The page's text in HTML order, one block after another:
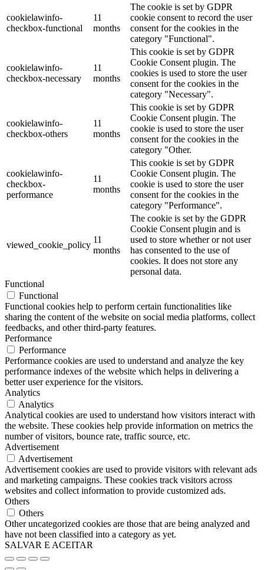
cookielawinfo-
checkbox-functional
11
months
The cookie is set by GDPR
cookie consent to record the user
consent for the cookies in the
category "Functional".
cookielawinfo-
checkbox-necessary
11
months
This cookie is set by GDPR
Cookie Consent plugin. The
cookies is used to store the user
consent for the cookies in the
category "Necessary".
cookielawinfo-
checkbox-others
11
months
This cookie is set by GDPR
Cookie Consent plugin. The
cookie is used to store the user
consent for the cookies in the
category "Other.
cookielawinfo-
checkbox-
performance
11
months
This cookie is set by GDPR
Cookie Consent plugin. The
cookie is used to store the user
consent for the cookies in the
category "Performance".
viewed_cookie_policy
11
months
The cookie is set by the GDPR
Cookie Consent plugin and is
used to store whether or not user
has consented to the use of
cookies. It does not store any
personal data.
Functional
Functional
Functional cookies help to perform certain functionalities like
sharing the content of the website on social media platforms, collect
feedbacks, and other third-party features.
Performance
Performance
Performance cookies are used to understand and analyze the key
performance indexes of the website which helps in delivering a
better user experience for the visitors.
Analytics
Analytics
Analytical cookies are used to understand how visitors interact with
the website. These cookies help provide information on metrics the
number of visitors, bounce rate, traffic source, etc.
Advertisement
Advertisement
Advertisement cookies are used to provide visitors with relevant ads
and marketing campaigns. These cookies track visitors across
websites and collect information to provide customized ads.
Others
Others
Other uncategorized cookies are those that are being analyzed and
have not been classified into a category as yet.
SALVAR E ACEITAR